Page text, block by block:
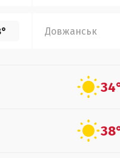
Довжанськ